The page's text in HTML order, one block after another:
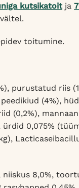
kutsikatoit ja
toitumine.
purustatud riis
(4%),
(0,2%),
ürdid 0,075%
8,0%,